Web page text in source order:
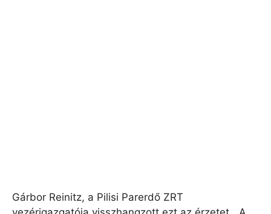
Gárbor Reinitz, a Pilisi Parerdő ZRT